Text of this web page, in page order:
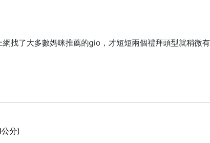
找了大多數媽咪推薦的gio，才短短兩個禮拜頭型就稍微
分)